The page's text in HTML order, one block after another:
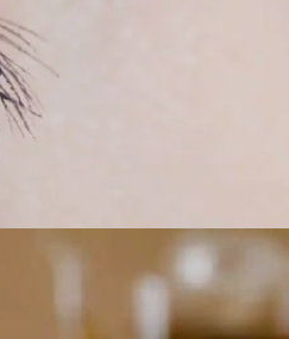
కనురెప్పలకు కావాల్సిన